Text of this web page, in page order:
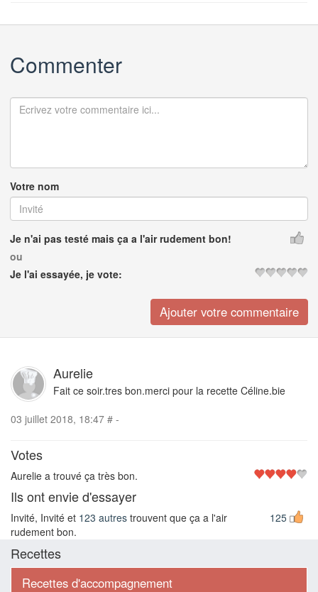
Commenter
Votre nom
Je n'ai pas testé mais ça a l'air rudement bon!
ou
Je l'ai essayée, je vote:
Aurelie
Fait ce soir.tres bon.merci pour la recette Céline.bie
03 juillet 2018, 18:47 # -
Votes
Aurelie a trouvé ça très bon.
Ils ont envie d'essayer
125
Invité, Invité et 123 autres trouvent que ça a l'air
rudement bon.
Recettes
Recettes d'accompagnement